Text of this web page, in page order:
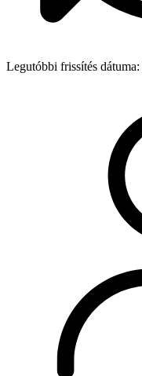
Legutóbbi frissítés dátuma: